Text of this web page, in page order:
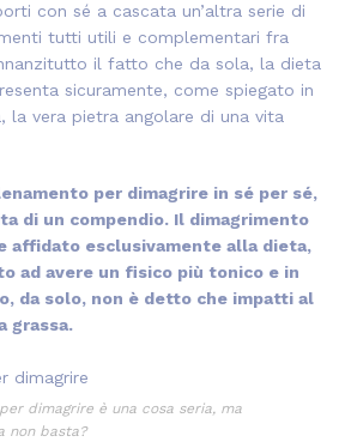
con sé a cascata un’altra serie di
tutti utili e complementari fra
il fatto che da sola, la dieta
sicuramente, come spiegato in
la vera pietra angolare di una vita
per dimagrire in sé per sé,
di un compendio. Il dimagrimento
affidato esclusivamente alla dieta,
ad avere un fisico più tonico e in
da solo, non è detto che impatti al
grassa.
dimagrire è una cosa seria, ma
non basta?